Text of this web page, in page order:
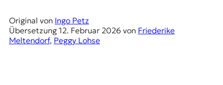
Original von Ingo Petz
Übersetzung 12. Februar 2026von Friederike
Meltendorf, Peggy Lohse